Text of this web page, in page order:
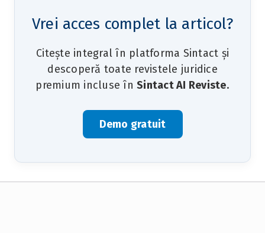
Vrei acces complet la articol?
Citește integral în platforma Sintact și
descoperă toate revistele juridice
premium incluse în Sintact AI Reviste.
Demo gratuit